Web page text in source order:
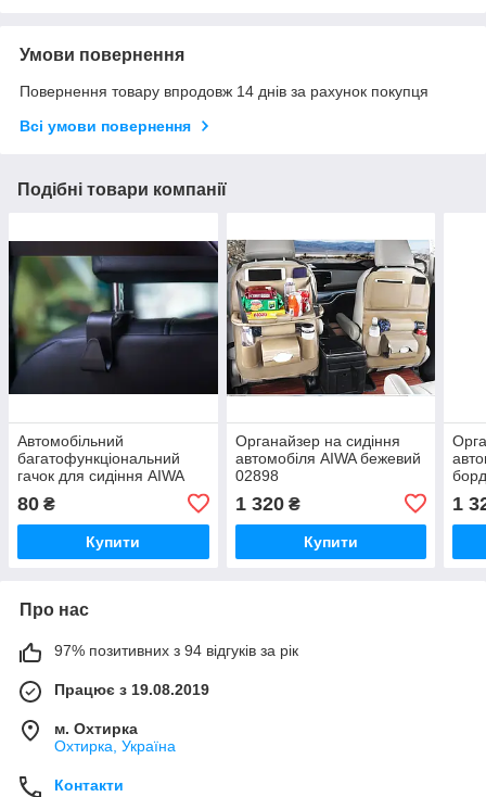
Умови повернення
Повернення товару впродовж 14 днів за рахунок покупця
Всі умови повернення
Подібні товари компанії
Автомобільний
багатофункціональний
гачок для сидіння AIWA
80 ₴
Купити
Органайзер на сидіння
автомобіля AIWA бежевий
02898
1 320₴
Купити
1
Про нас
97% позитивних з 94 відгуків за рік
Працює з 19.08.2019
м. Охтирка
Охтирка, Україна
Контакти